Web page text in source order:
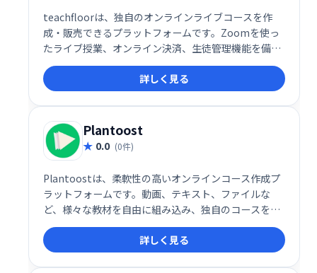
teachfloorは、独自のオンラインライブコースを作
成・販売できるプラットフォームです。Zoomを使っ
たライブ授業、オンライン決済、生徒管理機能を備
え、手軽にオンライン講座を始められます。ブランド
を活かしたコース展開で、生徒獲得とビジネス拡大を
サポートします。
詳しく見る
Plantoost
0.0 (0件)
Plantoostは、柔軟性の高いオンラインコース作成プ
ラットフォームです。動画、テキスト、ファイルな
ど、様々な教材を自由に組み込み、独自のコースを設
計できます。価格設定やコンテンツ配信も自由にカス
タマイズ可能。生徒には、Q&A、クイズ、進捗レポー
ト、修了証書を提供し、効果的な学習を支援します。
詳しく見る